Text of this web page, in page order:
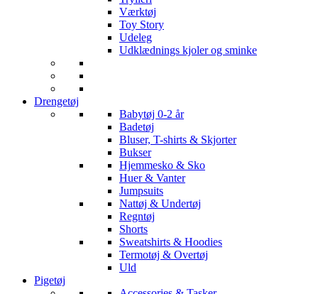
Værktøj
Toy Story
Udeleg
Udklædnings kjoler og sminke
Drengetøj
Babytøj 0-2 år
Badetøj
Bluser, T-shirts & Skjorter
Bukser
Hjemmesko & Sko
Huer & Vanter
Jumpsuits
Nattøj & Undertøj
Regntøj
Shorts
Sweatshirts & Hoodies
Termotøj & Overtøj
Uld
Pigetøj